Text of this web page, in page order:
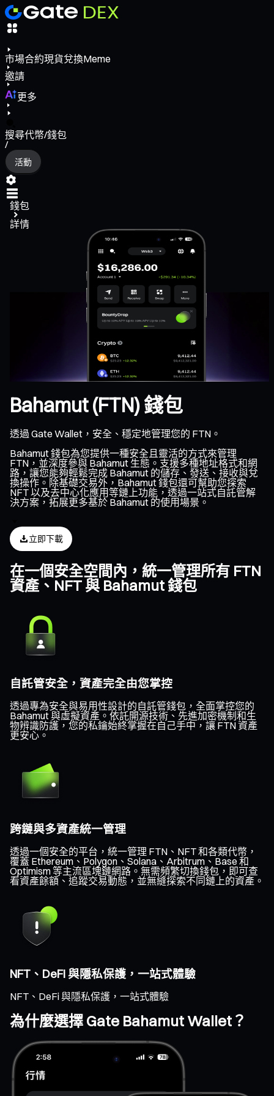
市場合約現貨兌換Meme
邀請
更多
搜尋代幣/錢包
/
活動
錢包
詳情
Bahamut (FTN) 錢包
透過 Gate Wallet，安全、穩定地管理您的 FTN。
Bahamut 錢包為您提供一種安全且靈活的方式來管理
FTN，並深度參與 Bahamut 生態。支援多種地址格式和網
路，讓您能夠輕鬆完成 Bahamut 的儲存、發送、接收與兌
換操作。除基礎交易外，Bahamut 錢包還可幫助您探索
NFT 以及去中心化應用等鏈上功能，透過一站式自託管解
決方案，拓展更多基於 Bahamut 的使用場景。
立即下載
在一個安全空間內，統一管理所有 FTN
資產、NFT 與 Bahamut 錢包
自託管安全，資產完全由您掌控
透過專為安全與易用性設計的自託管錢包，全面掌控您的
Bahamut 與虛擬資產。依託開源技術、先進加密機制和生
物辨識防護，您的私鑰始終掌握在自己手中，讓 FTN 資產
更安心。
跨鏈與多資產統一管理
透過一個安全的平台，統一管理 FTN、NFT 和各類代幣，
覆蓋 Ethereum、Polygon、Solana、Arbitrum、Base 和
Optimism 等主流區塊鏈網路。無需頻繁切換錢包，即可查
看資產餘額、追蹤交易動態，並無縫探索不同鏈上的資產。
NFT、DeFi 與隱私保護，一站式體驗
NFT、DeFi 與隱私保護，一站式體驗
為什麼選擇 Gate Bahamut Wallet？